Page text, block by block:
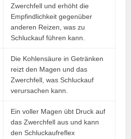
Zwerchfell und erhöht die
Empfindlichkeit gegenüber
anderen Reizen, was zu
Schluckauf führen kann.
Die Kohlensäure in Getränken
reizt den Magen und das
Zwerchfell, was Schluckauf
verursachen kann.
Ein voller Magen übt Druck auf
das Zwerchfell aus und kann
den Schluckaufreflex